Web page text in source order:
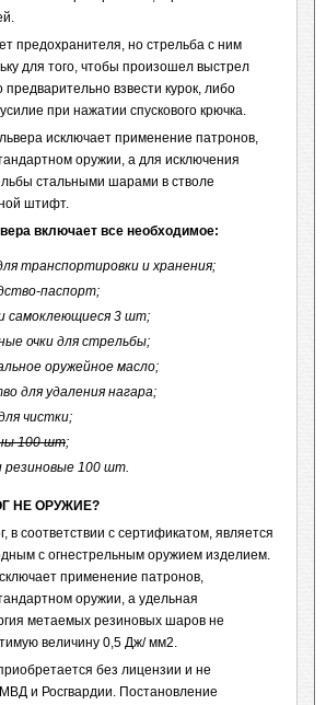
предохранителя, но стрельба с ним
для того, чтобы произошел выстрел
взвести курок, либо
при нажатии спускового крючка.
исключает применение патронов,
оружии, а для исключения
стальными шарами в стволе
штифт.
включает все необходимое:
транспортировки и хранения;
паспорт;
самоклеющиеся 3 шт;
очки для стрельбы;
оружейное масло;
для удаления нагара;
чистки;
100 шт;
резиновые 100 шт.
НЕ ОРУЖИЕ?
в соответствии с сертификатом, является
с огнестрельным оружием изделием.
применение патронов,
оружии, а удельная
метаемых резиновых шаров не
величину 0,5 Дж/ мм2.
без лицензии и не
и Росгвардии. Постановление